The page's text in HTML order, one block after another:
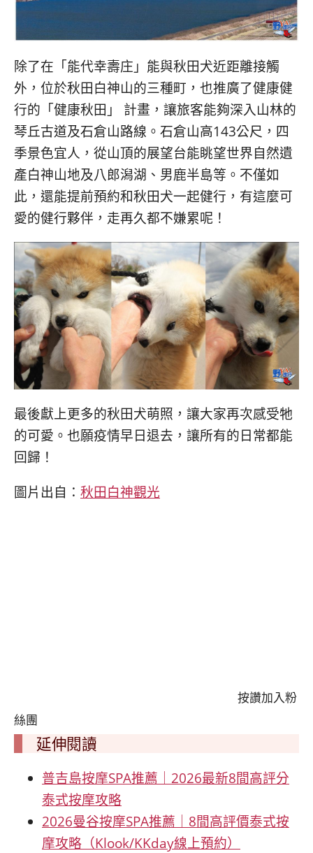
除了在「能代幸壽庄」能與秋田犬近距離接觸
外，位於秋田白神山的三種町，也推廣了健康健
行的「健康秋田」 計畫，讓旅客能夠深入山林的
琴丘古道及石倉山路線。石倉山高143公尺，四
季景色宜人，從山頂的展望台能眺望世界自然遺
產白神山地及八郎潟湖、男鹿半島等。不僅如
此，還能提前預約和秋田犬一起健行，有這麼可
愛的健行夥伴，走再久都不嫌累呢！
最後獻上更多的秋田犬萌照，讓大家再次感受牠
的可愛。也願疫情早日退去，讓所有的日常都能
回歸！
圖片出自： 秋田白神觀光
按讚加入粉
絲團
延伸閱讀
普吉島按摩SPA推薦｜2026最新8間高評分
泰式按摩攻略
2026曼谷按摩SPA推薦｜8間高評價泰式按
摩攻略（Klook/KKday線上預約）